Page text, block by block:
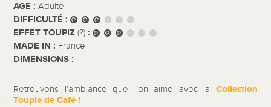
AGE :Adulte
DIFFICULTÉ :
EFFET TOUPIZ(?) :
MADE IN : France
DIMENSIONS :
Retrouvons l’ambiance que l’on aime avec la Collection
Toupie de Café !